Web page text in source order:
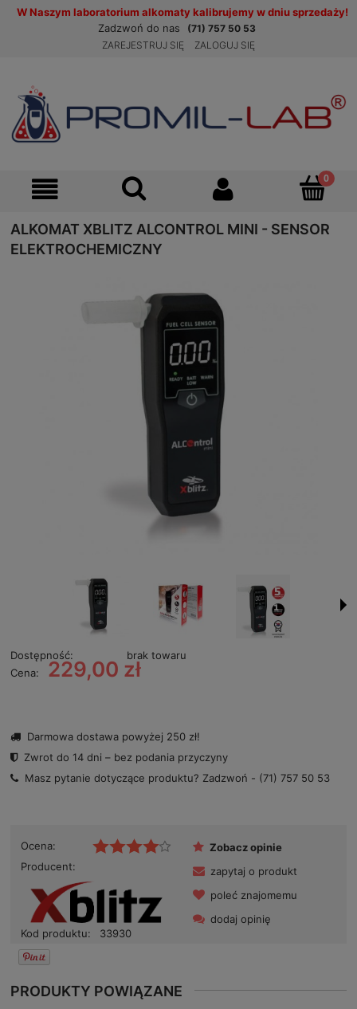
W Naszym laboratorium alkomaty kalibrujemy w dniu sprzedaży!
Zadzwoń do nas
(71) 757 50 53
ZAREJESTRUJ SIĘ
ZALOGUJ SIĘ
ALKOMAT XBLITZ ALCONTROL MINI - SENSOR
ELEKTROCHEMICZNY
Dostępność:
brak towaru
Cena:
229,00 zł
Darmowa dostawa powyżej 250 zł!
Zwrot do 14 dni – bez podania przyczyny
Masz pytanie dotyczące produktu? Zadzwoń - (71) 757 50 53
Ocena:
Producent:
Kod produktu: 33930
Zobacz opinie
zapytaj o produkt
poleć znajomemu
dodaj opinię
PRODUKTY POWIĄZANE